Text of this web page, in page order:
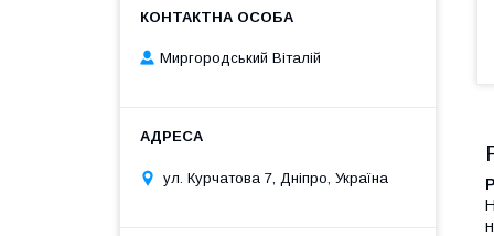
Миргородський Віталій
ул. Курчатова 7, Дніпро, Україна